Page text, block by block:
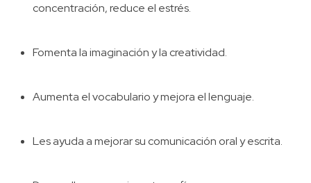
concentración, reduce el estrés.
Fomenta la imaginación y la creatividad.
Aumenta el vocabulario y mejora el lenguaje.
Les ayuda a mejorar su comunicación oral y escrita.